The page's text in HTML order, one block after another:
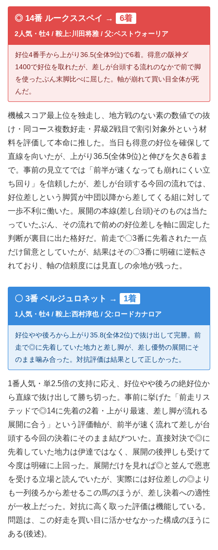
◎ 14番 ルークススペイ → 6着
2人気・牡4 / 鞍上:川田将雅 / 父:ベストウォーリア
好位4番手から上がり36.5(全体9位)で6着。得意の阪神ダ
1400で好位を取れたが、差しが台頭する流れのなかで前で脚
を使ったぶん末脚比べに屈した。軸が崩れて買い目全体が死
んだ。
機械スコア最上位を独走し、地方戦のない素の数値での抜
け・同コース複数好走・昇級2戦目で割引対象外という材
料を評価して本命に推した。当日も得意の好位を確保して
直線を向いたが、上がり36.5(全体9位)と伸びを欠き6着ま
で。事前の見立てでは「前半が速くなっても崩れにくい立
ち回り」を信頼したが、差しが台頭する今回の流れでは、
好位差しという脚質が中団以降から差してくる組に対して
一歩不利に働いた。展開の本線(差し台頭)そのものは当た
っていたぶん、その流れで前めの好位差しを軸に固定した
判断が裏目に出た格好だ。前走で〇3番に先着された一点
だけ留意としていたが、結果はその〇3番に明確に逆転さ
れており、軸の信頼度には見直しの余地が残った。
〇 3番 ベルジュロネット → 1着
1人気・牡4 / 鞍上:西村淳也 / 父:ロードカナロア
好位やや後ろから上がり35.8(全体2位)で抜け出して完勝。前
走で◎に先着していた地力と差し脚が、差し優勢の展開にそ
のまま噛み合った。対抗評価は結果として正しかった。
1番人気・単2.5倍の支持に応え、好位やや後ろの絶好位か
ら直線で抜け出して勝ち切った。事前に挙げた「前走リス
テッドで◎14に先着の2着・上がり最速、差し脚が流れる
展開に合う」という評価軸が、前半が速く流れて差しが台
頭する今回の決着にそのまま結びついた。直接対決で◎に
先着していた地力は伊達ではなく、展開の後押しも受けて
今度は明確に上回った。展開だけを見れば◎と並んで恩恵
を受ける立場と読んでいたが、実際には好位差しの◎より
も一列後ろから差せるこの馬のほうが、差し決着への適性
が一枚上だった。対抗に高く取った評価は機能している。
問題は、この好走を買い目に活かせなかった構成のほうに
ある(後述)。